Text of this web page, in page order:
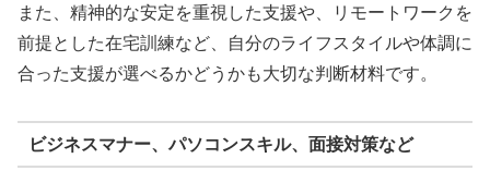
また、精神的な安定を重視した支援や、リモートワークを
前提とした在宅訓練など、自分のライフスタイルや体調に
合った支援が選べるかどうかも大切な判断材料です。
ビジネスマナー、パソコンスキル、面接対策など